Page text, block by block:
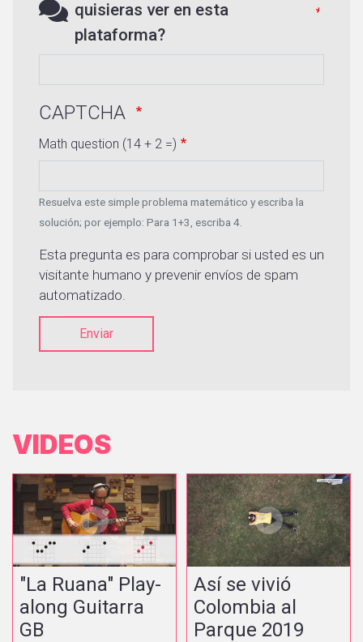
quisieras ver en esta
plataforma?
CAPTCHA
Math question (14 + 2 =)
Resuelva este simple problema matemático y escriba la
solución; por ejemplo: Para 1+3, escriba 4.
Esta pregunta es para comprobar si usted es un
visitante humano y prevenir envíos de spam
automatizado.
Enviar
VIDEOS
"La Ruana" Play-
along Guitarra
GB
Así se vivió
Colombia al
Parque 2019